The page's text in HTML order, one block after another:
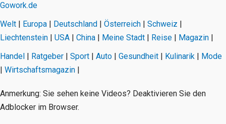
Gowork.de
Welt | Europa | Deutschland | Österreich | Schweiz |
Liechtenstein | USA | China | Meine Stadt | Reise | Magazin |
Handel | Ratgeber | Sport | Auto | Gesundheit | Kulinarik | Mode
| Wirtschaftsmagazin |
Anmerkung: Sie sehen keine Videos? Deaktivieren Sie den
Adblocker im Browser.